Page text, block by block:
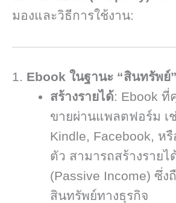
มองและวิธีการใช้งาน:
1. Ebook ในฐานะ “สินทรัพย์
สร้างรายได้: Ebook ที่
ขายผ่านแพลตฟอร์ม เ
Kindle, Facebook, ห
ตัว สามารถสร้างรายไ
(Passive Income) ซึ่ง
สินทรัพย์ทางธุรกิจ